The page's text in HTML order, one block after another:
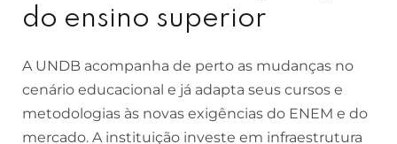
do ensino superior
A UNDB acompanha de perto as mudanças no
cenário educacional e já adapta seus cursos e
metodologias às novas exigências do ENEM e do
mercado. A instituição investe em infraestrutura